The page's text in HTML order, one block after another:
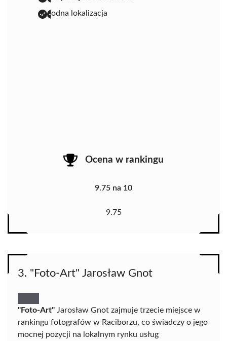
dogodna lokalizacja
Ocena w rankingu
9.75 na 10
9.75
3. "Foto-Art" Jarosław Gnot
"Foto-Art" Jarosław Gnot zajmuje trzecie miejsce w
rankingu fotografów w Raciborzu, co świadczy o jego
mocnej pozycji na lokalnym rynku usług